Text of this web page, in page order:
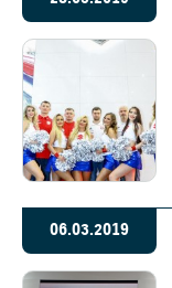
06.03.2019